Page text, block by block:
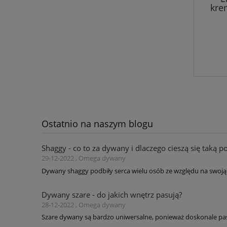
Ostatnio na naszym blogu
Shaggy - co to za dywany i dlaczego cieszą się taką
29-12-2022 , Omega dywany
Dywany shaggy podbiły serca wielu osób ze względu na
Dywany szare - do jakich wnętrz pasują?
28-12-2022 , Omega dywany
Szare dywany są bardzo uniwersalne, ponieważ doskonale